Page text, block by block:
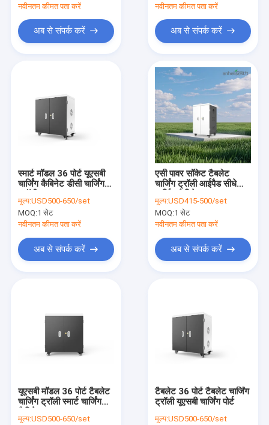
नवीनतम कीमत पता करें
अब से संपर्क करें
नवीनतम कीमत पता करें
अब से संपर्क करें
स्मार्ट मॉडल 36 पोर्ट यूएसबी
चार्जिंग कैबिनेट डीसी चार्जिंग
मूल्य:USD500-650/set
MOQ:1 सेट
नवीनतम कीमत पता करें
अब से संपर्क करें
एसी पावर सॉकेट टैबलेट
चार्जिंग ट्रॉली आईपैड सीधे
मूल्य:USD415-500/set
MOQ:1 सेट
नवीनतम कीमत पता करें
अब से संपर्क करें
यूएसबी मॉडल 36 पोर्ट टैबलेट
चार्जिंग ट्रॉली स्मार्ट चार्जिंग
मूल्य:USD500-650/set
टैबलेट 36 पोर्ट टैबलेट चार्जिंग
ट्रॉली यूएसबी चार्जिंग पोर्ट
मूल्य:USD500-650/set